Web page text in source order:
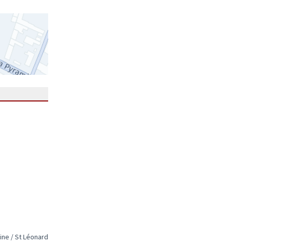
le secteur : Justices / Madeleine / St Léonard
/ St Léonard